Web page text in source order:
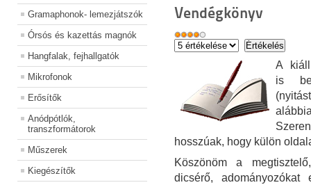
Gramaphonok- lemezjátszók
Órsós és kazettás magnók
Hangfalak, fejhallgatók
Mikrofonok
Erősítők
Anódpótlók,
transzformátorok
Műszerek
Kiegészítők
Vendégkönyv
A
is
hosszúak, hogy külön
Köszönöm a
dicsérő, adományozókat